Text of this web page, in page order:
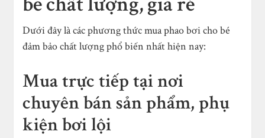
Dưới đây là các phương thức mua phao bơi cho bé
đảm bảo chất lượng phổ biến nhất hiện nay:
Mua trực tiếp tại nơi
chuyên bán sản phẩm, phụ
kiện bơi lội